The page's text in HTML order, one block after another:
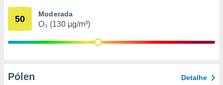
através
50 Moderada
O₃ (130 µg/m³)
Pólen Detalhe